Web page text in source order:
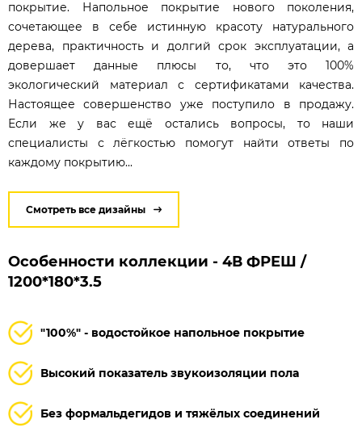
покрытие. Напольное покрытие нового поколения,
сочетающее в себе истинную красоту натурального
дерева, практичность и долгий срок эксплуатации, а
довершает данные плюсы то, что это 100%
экологический материал с сертификатами качества.
Настоящее совершенство уже поступило в продажу.
Если же у вас ещё остались вопросы, то наши
специалисты с лёгкостью помогут найти ответы по
каждому покрытию...
Смотреть все дизайны
Особенности коллекции - 4В ФРЕШ /
1200*180*3.5
"100%" - водостойкое напольное покрытие
Высокий показатель звукоизоляции пола
Без формальдегидов и тяжёлых соединений